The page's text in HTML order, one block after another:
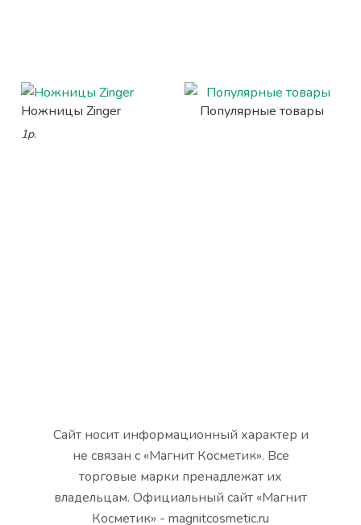
Ножницы Zinger
1р.
Популярные товары
Сайт носит информационный характер и
не связан с «Магнит Косметик». Все
торговые марки пренадлежат их
владельцам. Официальный сайт «Магнит
Косметик» - magnitcosmetic.ru